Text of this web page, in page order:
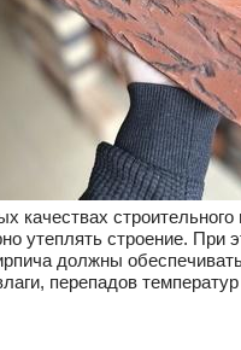
качествах строительного
утеплять строение. При
должны
перепадов